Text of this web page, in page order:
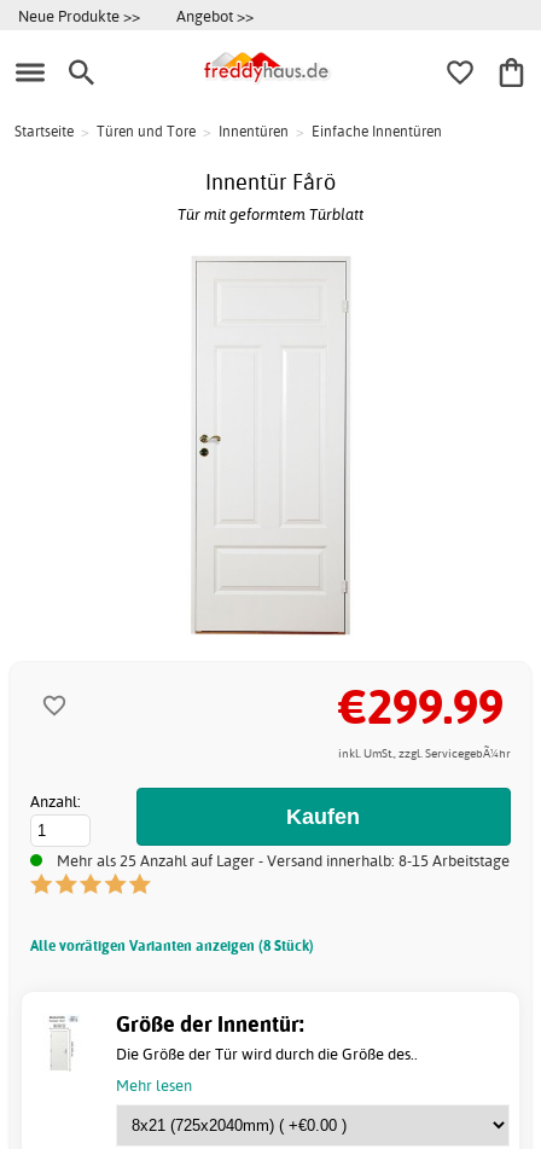
Neue Produkte >> Angebot >>
Startseite > Türen und Tore > Innentüren > Einfache Innentüren
Innentür Fårö
Tür mit geformtem Türblatt
€299.99
inkl. UmSt., zzgl. ServicegebÃ¼hr
Anzahl:
Mehr als 25 Anzahl auf Lager - Versand innerhalb: 8-15 Arbeitstage
Alle vorrätigen Varianten anzeigen (8 Stück)
Größe der Innentür:
Die Größe der Tür wird durch die Größe des..
Mehr lesen